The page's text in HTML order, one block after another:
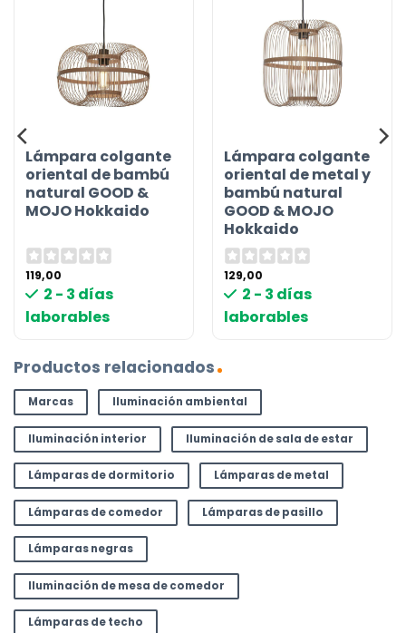
Lámpara colgante
oriental de bambú
natural GOOD &
MOJO Hokkaido
119,00
2 - 3 días
laborables
Lámpara colgante
oriental de metal y
bambú natural
GOOD & MOJO
Hokkaido
129,00
2 - 3 días
laborables
Productos relacionados
Marcas Iluminación ambiental
Iluminación interior Iluminación de sala de estar
Lámparas de dormitorio Lámparas de metal
Lámparas de comedor Lámparas de pasillo
Lámparas negras
Iluminación de mesa de comedor
Lámparas de techo